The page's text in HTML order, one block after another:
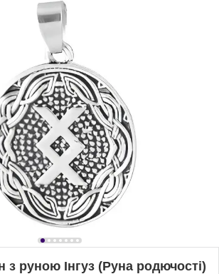
з руною Інгуз (Руна родючості)